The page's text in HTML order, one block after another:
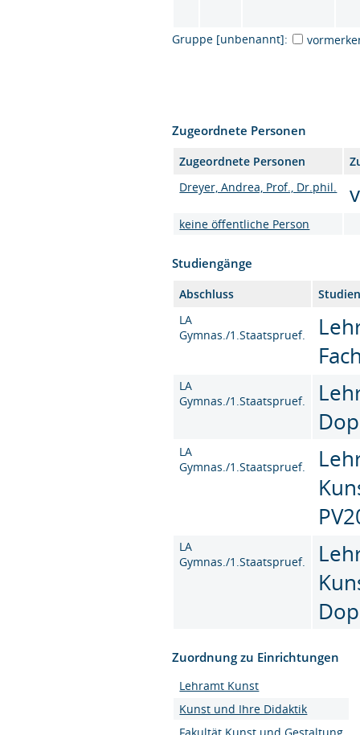
Gruppe [unbenannt]:
Zugeordnete Personen
Zugeordnete Personen
Dreyer, Andrea, Prof., Dr.phil.
keine öffentliche Person
Studiengänge
Abschluss
LA
Gymnas./1.Staatspruef.
LA
Gymnas./1.Staatspruef.
LA
Gymnas./1.Staatspruef.
LA
Gymnas./1.Staatspruef.
Zuordnung zu Einrichtungen
Lehramt Kunst
Kunst und Ihre Didaktik